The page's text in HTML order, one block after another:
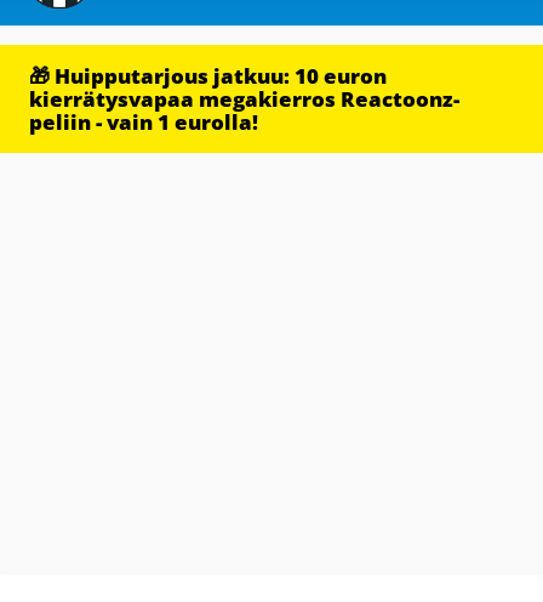
🎁 Huipputarjous jatkuu: 10 euron
kierrätysvapaa megakierros Reactoonz-
peliin - vain 1 eurolla!